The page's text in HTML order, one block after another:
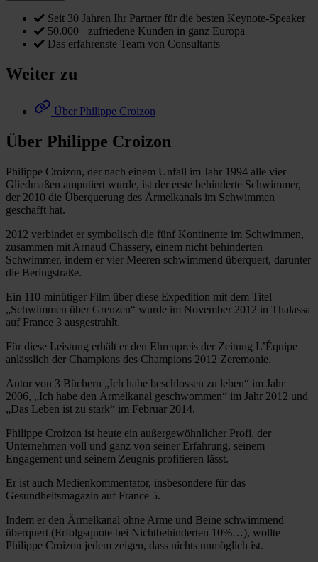
Seit 30 Jahren Ihr Partner für die besten Keynote-Speaker
50.000+ zufriedene Kunden in ganz Europa
Das erfahrenste Team von Consultants
Weiter zu
Über Philippe Croizon
Über Philippe Croizon
Philippe Croizon, der nach einem Unfall im Jahr 1994 alle vier
Gliedmaßen amputiert wurde, ist der erste behinderte Schwimmer,
der 2010 die Überquerung des Ärmelkanals im Schwimmen
geschafft hat.
2012 verbindet er symbolisch die fünf Kontinente im Schwimmen,
zusammen mit Arnaud Chassery, einem nicht behinderten
Schwimmer, indem er vier Meeren schwimmend überquert, darunter
die Beringstraße.
Ein 110-minütiger Film über diese Expedition mit dem Titel
„Schwimmen über Grenzen“ wurde im November 2012 in Thalassa
auf France 3 ausgestrahlt.
Für diese Leistung erhält er den Ehrenpreis der Zeitung L’Équipe
anlässlich der Champions des Champions 2012 Zeremonie.
Autor von 3 Büchern „Ich habe beschlossen zu leben“ im Jahr
2006, „Ich habe den Ärmelkanal geschwommen“ im Jahr 2012 und
„Das Leben ist zu stark“ im Februar 2014.
Philippe Croizon ist heute ein außergewöhnlicher Profi, der
Unternehmen voll und ganz von seiner Erfahrung, seinem
Engagement und seinem Zeugnis profitieren lässt.
Er ist auch Medienkommentator, insbesondere für das
Gesundheitsmagazin auf France 5.
Indem er den Ärmelkanal ohne Arme und Beine schwimmend
überquert (Erfolgsquote bei Nichtbehinderten 10%…), wollte
Philippe Croizon jedem zeigen, dass nichts unmöglich ist.